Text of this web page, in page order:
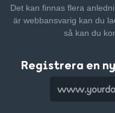
Det kan finnas flera
är webbansvarig kan du
så kan du
Registrera en